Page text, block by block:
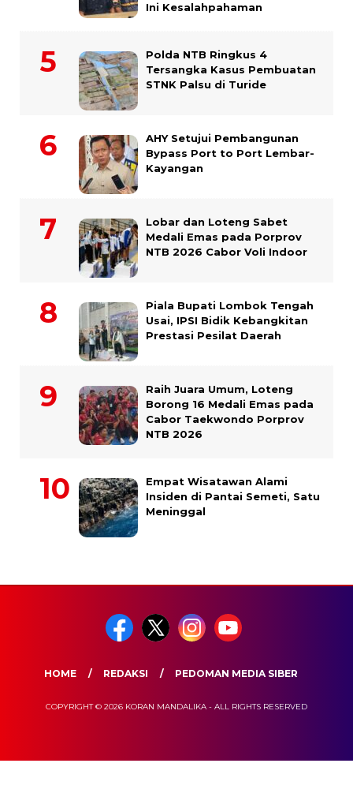
Ini Kesalahpahaman
Polda NTB Ringkus 4
Tersangka Kasus Pembuatan
STNK Palsu di Turide
AHY Setujui Pembangunan
Bypass Port to Port Lembar-
Kayangan
Lobar dan Loteng Sabet
Medali Emas pada Porprov
NTB 2026 Cabor Voli Indoor
Piala Bupati Lombok Tengah
Usai, IPSI Bidik Kebangkitan
Prestasi Pesilat Daerah
Raih Juara Umum, Loteng
Borong 16 Medali Emas pada
Cabor Taekwondo Porprov
NTB 2026
Empat Wisatawan Alami
Insiden di Pantai Semeti, Satu
Meninggal
HOME REDAKSI PEDOMAN MEDIA SIBER
COPYRIGHT © 2026 KORAN MANDALIKA - ALL RIGHTS RESERVED